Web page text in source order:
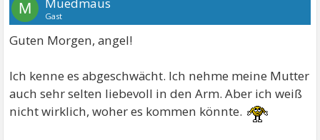
M Gast
Guten Morgen, angel!
Ich kenne es abgeschwächt. Ich nehme meine Mutter
auch sehr selten liebevoll in den Arm. Aber ich weiß
nicht wirklich, woher es kommen könnte.